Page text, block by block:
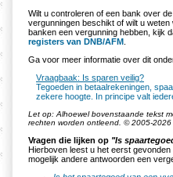
Wilt u controleren of een bank over
vergunningen beschikt of wilt u weten
banken een vergunning hebben, kijk
registers van DNB/AFM
Ga voor meer informatie over dit
Vraagbaak: Is sparen veilig?
Tegoeden in betaalrekeningen,
zekere hoogte. In principe valt
Let op: Alhoewel bovenstaande tekst
rechten worden ontleend. © 2005-
Vragen die lijken op "Is
Hierboven leest u het eerst
mogelijk andere antwoorden een